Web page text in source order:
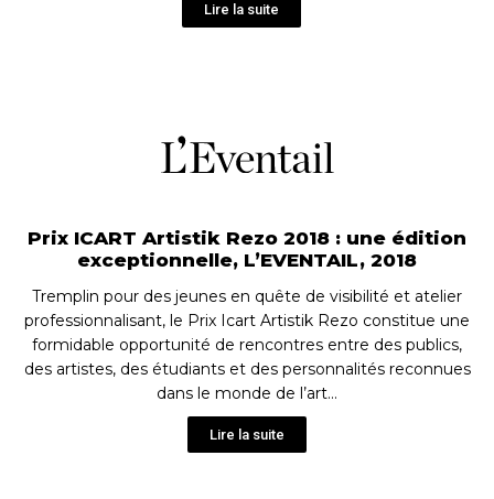
Lire la suite
Prix ICART Artistik Rezo 2018 : une édition
exceptionnelle, L’EVENTAIL, 2018
Tremplin pour des jeunes en quête de visibilité et atelier
professionnalisant, le Prix Icart Artistik Rezo constitue une
formidable opportunité de rencontres entre des publics,
des artistes, des étudiants et des personnalités reconnues
dans le monde de l’art…
Lire la suite